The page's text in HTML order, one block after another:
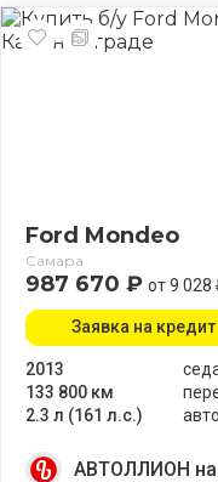
Ford Mondeo
Самара
987 670 ₽ от 9
2013
133 800 км
2.3 л (161 л.с.)
Заявка на кредит
АВТОЛЛИОН на